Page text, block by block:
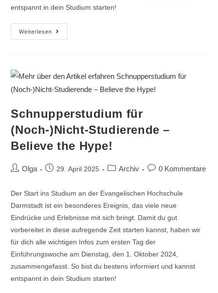
entspannt in dein Studium starten!
Weiterlesen
Schnupperstudium für
(Noch-)Nicht-Studierende –
Believe the Hype!
Olga 29. April 2025 Archiv 0 Kommentare
Der Start ins Studium an der Evangelischen Hochschule
Darmstadt ist ein besonderes Ereignis, das viele neue
Eindrücke und Erlebnisse mit sich bringt. Damit du gut
vorbereitet in diese aufregende Zeit starten kannst, haben wir
für dich alle wichtigen Infos zum ersten Tag der
Einführungswoche am Dienstag, den 1. Oktober 2024,
zusammengefasst. So bist du bestens informiert und kannst
entspannt in dein Studium starten!